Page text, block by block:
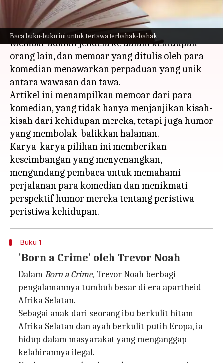
Baca buku-buku ini untuk tertawa terbahak-bahak
Apa ceritanya
Memoar adalah jendela ke dalam kehidupan
orang lain, dan memoar yang ditulis oleh para
komedian menawarkan perpaduan yang unik
antara wawasan dan tawa.
Artikel ini menampilkan memoar dari para
komedian, yang tidak hanya menjanjikan kisah-
kisah dari kehidupan mereka, tetapi juga humor
yang membolak-balikkan halaman.
Karya-karya pilihan ini memberikan
keseimbangan yang menyenangkan,
mengundang pembaca untuk memahami
perjalanan para komedian dan menikmati
perspektif humor mereka tentang peristiwa-
Buku 1
'Born a Crime' oleh Trevor Noah
DalamBorn a Crime, Trevor Noah berbagi
pengalamannya tumbuh besar di era apartheid
Afrika Selatan.
Sebagai anak dari seorang ibu berkulit hitam
Afrika Selatan dan ayah berkulit putih Eropa, ia
hidup dalam masyarakat yang menganggap
kelahirannya ilegal.